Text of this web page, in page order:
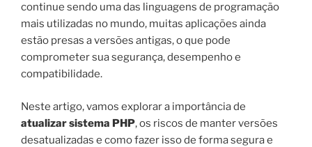
continue sendo uma das linguagens de programação
mais utilizadas no mundo, muitas aplicações ainda
estão presas a versões antigas, o que pode
comprometer sua segurança, desempenho e
compatibilidade.
Neste artigo, vamos explorar a importância de
atualizar sistema PHP, os riscos de manter versões
desatualizadas e como fazer isso de forma segura e